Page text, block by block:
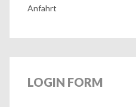
Anfahrt
LOGIN FORM